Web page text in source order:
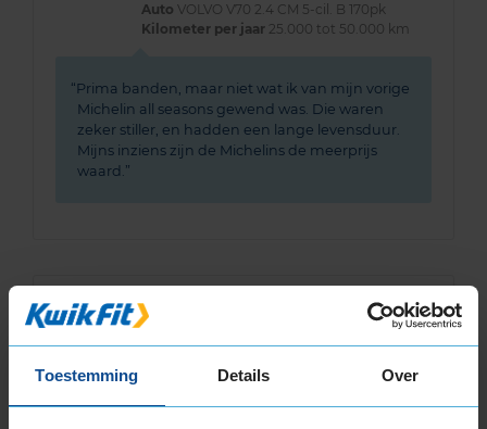
Toestemming Details Over
Auto VOLVO V70 2.4 CM 5-cil. B 170pk
Kilometer per jaar 25.000 tot 50.000 km
Prima banden, maar niet wat ik van mijn vorige
Michelin all seasons gewend was. Die waren
zeker stiller, en hadden een lange levensduur.
Mijns inziens zijn de Michelins de meerprijs
waard.
8,0
Geluid
9,0
Comfort
9,0